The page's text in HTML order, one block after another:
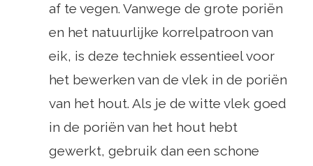
af te vegen. Vanwege de grote poriën
en het natuurlijke korrelpatroon van
eik, is deze techniek essentieel voor
het bewerken van de vlek in de poriën
van het hout. Als je de witte vlek goed
in de poriën van het hout hebt
gewerkt, gebruik dan een schone